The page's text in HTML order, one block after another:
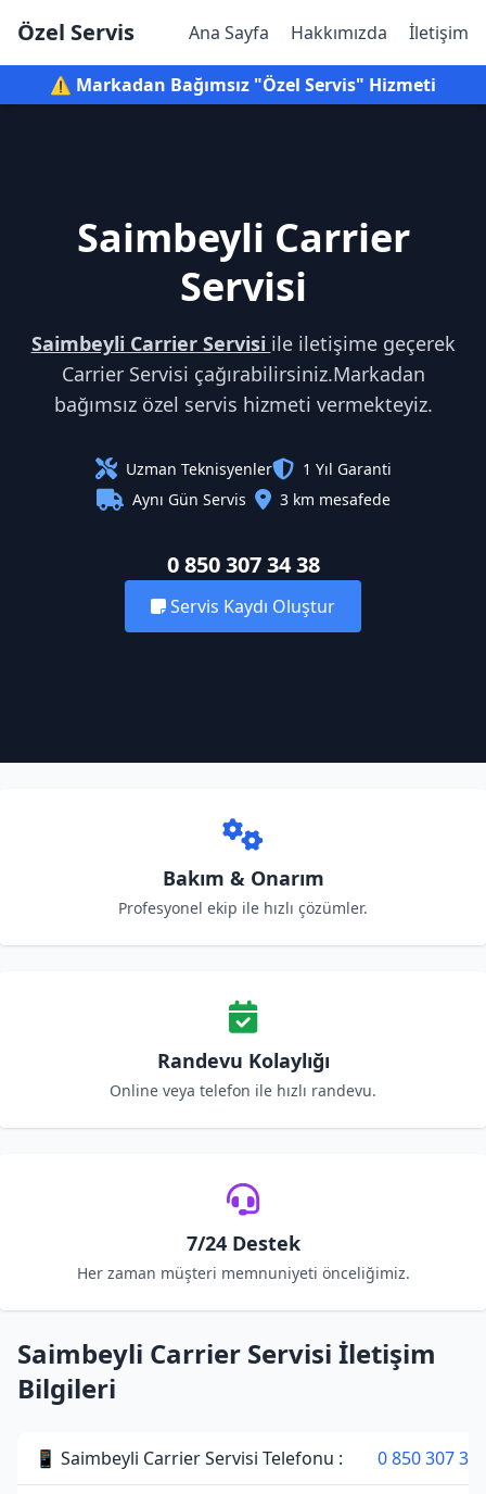
Özel Servis Ana Sayfa Hakkımızda İletişim
⚠️ Markadan Bağımsız "Özel Servis" Hizmeti
Saimbeyli Carrier
Servisi
Saimbeyli Carrier Servisi ile iletişime geçerek
Carrier Servisi çağırabilirsiniz.Markadan
bağımsız özel servis hizmeti vermekteyiz.
Uzman Teknisyenler
1 Yıl Garanti
Aynı Gün Servis
3 km mesafede
0 850 307 34 38
Servis Kaydı Oluştur
Bakım & Onarım
Profesyonel ekip ile hızlı çözümler.
Randevu Kolaylığı
Online veya telefon ile hızlı randevu.
7/24 Destek
Her zaman müşteri memnuniyeti önceliğimiz.
Saimbeyli Carrier Servisi İletişim
Bilgileri
📱 Saimbeyli Carrier Servisi Telefonu : 0 850 307 34